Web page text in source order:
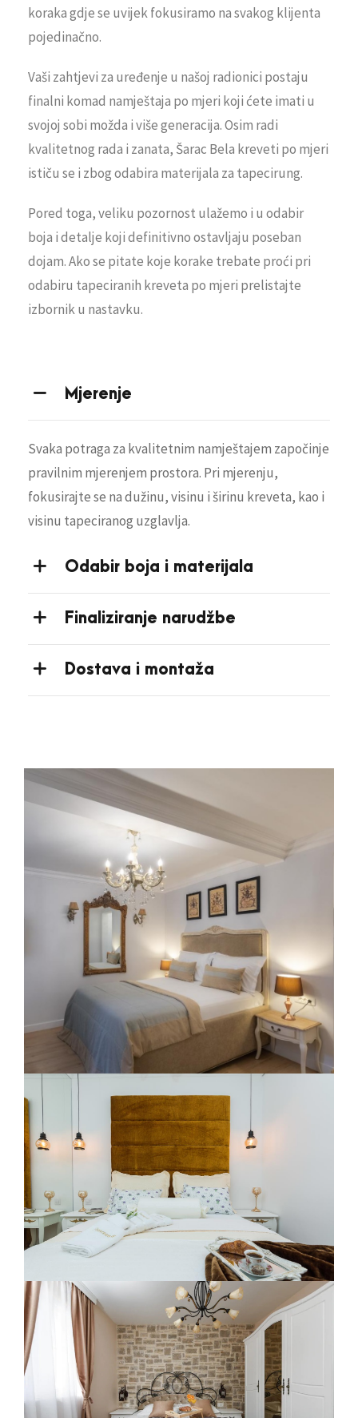
koraka gdje se uvijek fokusiramo na svakog klijenta
pojedinačno.
Vaši zahtjevi za uređenje u našoj radionici postaju
finalni komad namještaja po mjeri koji ćete imati u
svojoj sobi možda i više generacija. Osim radi
kvalitetnog rada i zanata, Šarac Bela kreveti po mjeri
ističu se i zbog odabira materijala za tapecirung.
Pored toga, veliku pozornost ulažemo i u odabir
boja i detalje koji definitivno ostavljaju poseban
dojam. Ako se pitate koje korake trebate proći pri
odabiru tapeciranih kreveta po mjeri prelistajte
izbornik u nastavku.
Mjerenje
Svaka potraga za kvalitetnim namještajem započinje
pravilnim mjerenjem prostora. Pri mjerenju,
fokusirajte se na dužinu, visinu i širinu kreveta, kao i
visinu tapeciranog uzglavlja.
Odabir boja i materijala
Finaliziranje narudžbe
Dostava i montaža